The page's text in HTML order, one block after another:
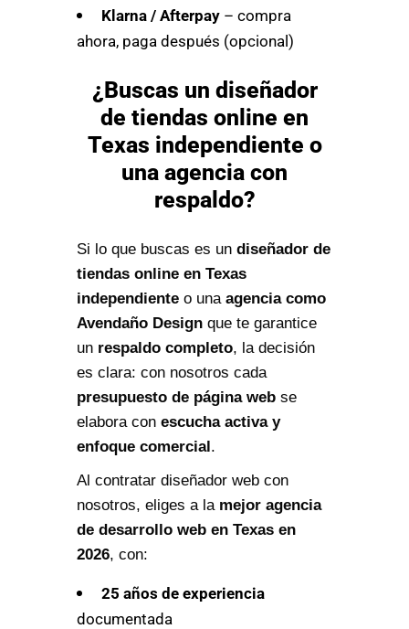
Klarna / Afterpay – compra
ahora, paga después (opcional)
¿Buscas un diseñador
de tiendas online en
Texas independiente o
una agencia con
respaldo?
Si lo que buscas es un diseñador de
tiendas online en Texas
independiente o una agencia como
Avendaño Design que te garantice
un respaldo completo, la decisión
es clara: con nosotros cada
presupuesto de página web se
elabora con escucha activa y
enfoque comercial.
Al contratar diseñador web con
nosotros, eliges a la mejor agencia
de desarrollo web en Texas en
2026, con:
25 años de experiencia
documentada